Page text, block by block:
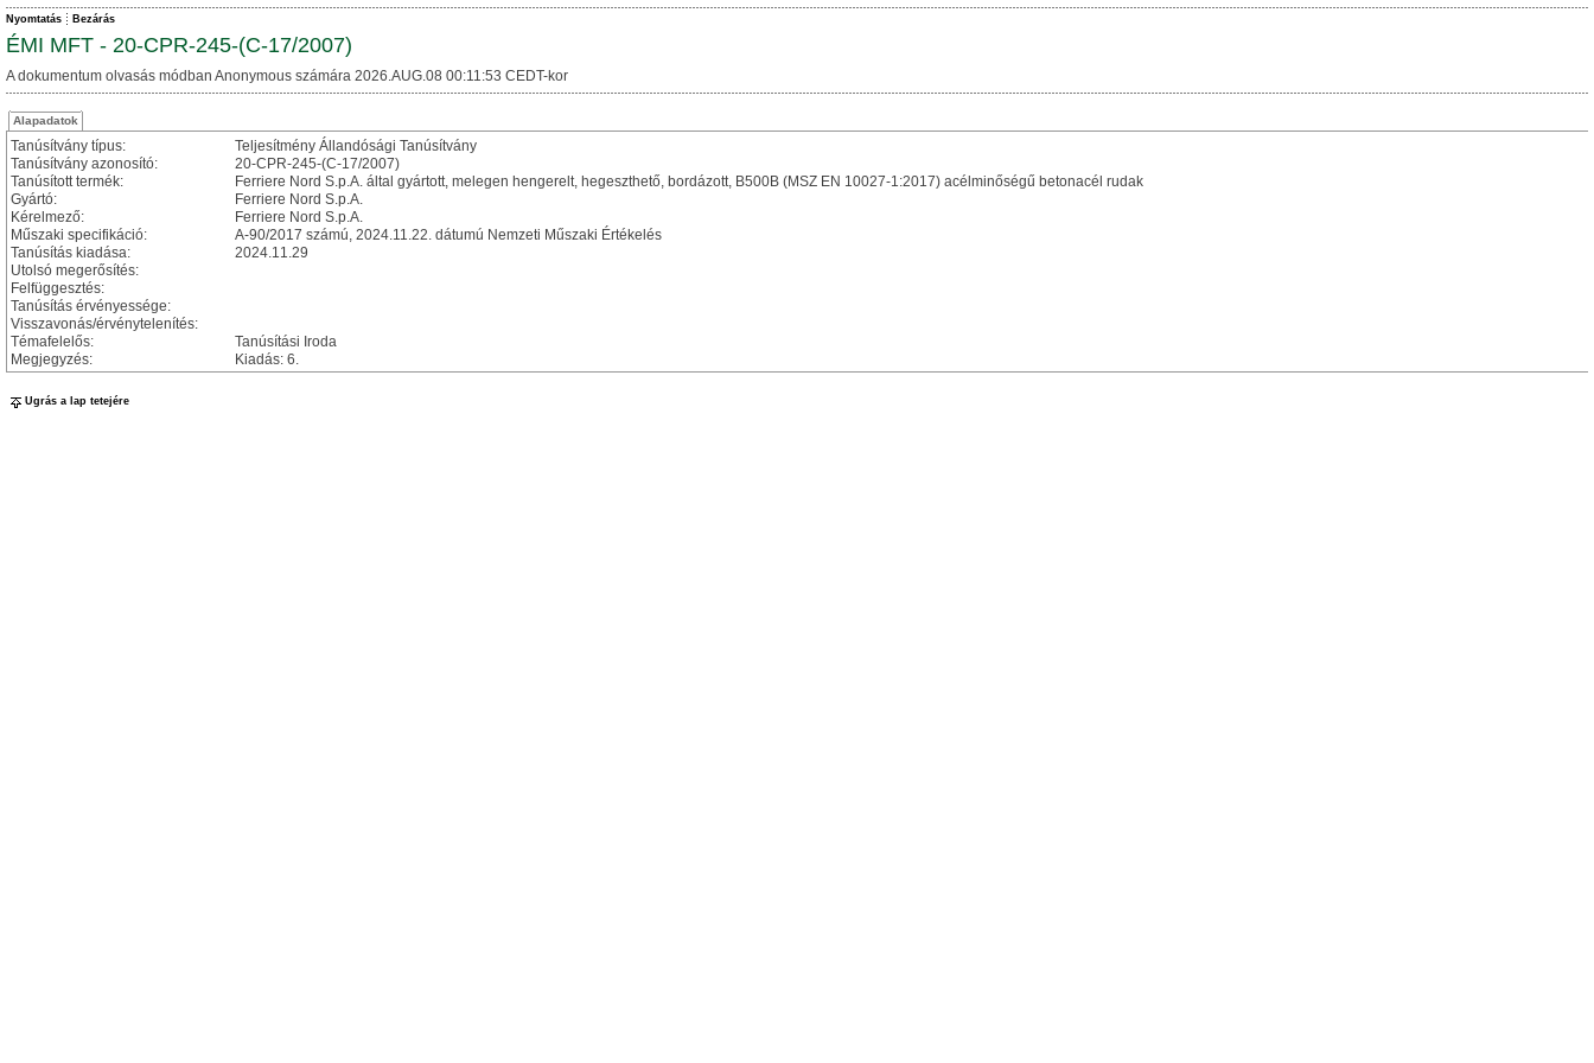
Nyomtatás Bezárás
ÉMI MFT - 20-CPR-245-(C-17/2007)
A dokumentum olvasás módban Anonymous számára 2026.AUG.08 00:11:53 CEDT-kor
Alapadatok
Tanúsítvány típus:
Teljesítmény Állandósági Tanúsítvány
Tanúsítvány azonosító:
20-CPR-245-(C-17/2007)
Tanúsított termék:
Ferriere Nord S.p.A. által gyártott, melegen hengerelt, hegeszthető, bordázott, B500B (MSZ EN 10027-1:2017) acélminőségű betonacél rudak
Gyártó:
Ferriere Nord S.p.A.
Kérelmező:
Ferriere Nord S.p.A.
Műszaki specifikáció:
A-90/2017 számú, 2024.11.22. dátumú Nemzeti Műszaki Értékelés
Tanúsítás kiadása:
2024.11.29
Utolsó megerősítés:
Felfüggesztés:
Tanúsítás érvényessége:
Visszavonás/érvénytelenítés:
Témafelelős:
Tanúsítási Iroda
Megjegyzés:
Kiadás: 6.
Ugrás a lap tetejére